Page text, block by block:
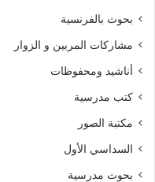
بحوث بالفرنسية
مشاركات المربين و الزوار
أناشيد ومحفوظات
كتب مدرسية
مكتبة الصور
السداسي الأول
بحوث مدرسية